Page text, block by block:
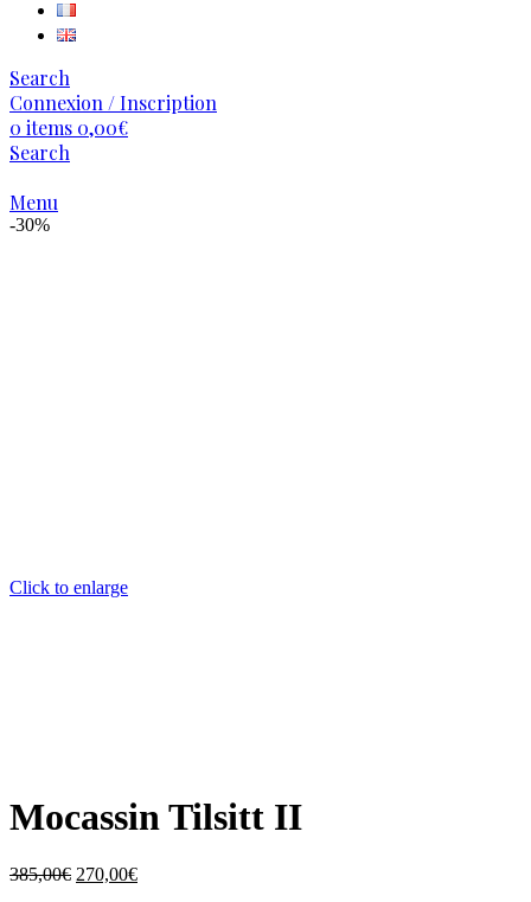
Search
Connexion / Inscription
0 items 0,00€
Search
Menu
-30%
Click to enlarge
Mocassin Tilsitt II
385,00€ Le
270,00€Le